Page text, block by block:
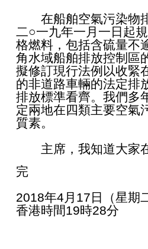
在船舶空氣污染物排
二○一九年一月一日起
格燃料，包括含硫量不
角水域船舶排放控制區
擬修訂現行法例以收緊
的非道路車輛的法定排
排放標準看齊。我們多
定兩地在四類主要空氣
質素。
主席，我知道大家在
完
2018年4月17日（星期
香港時間19時28分